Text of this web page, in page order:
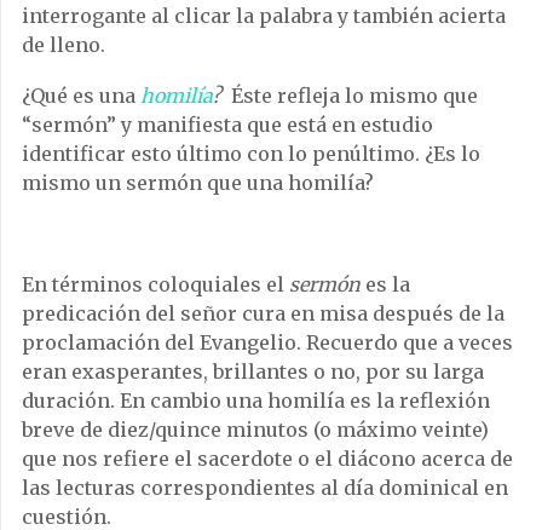
interrogante al clicar la palabra y también acierta
de lleno.
¿Qué es una homilía? Éste refleja lo mismo que
“sermón” y manifiesta que está en estudio
identificar esto último con lo penúltimo. ¿Es lo
mismo un sermón que una homilía?
En términos coloquiales el sermón es la
predicación del señor cura en misa después de la
proclamación del Evangelio. Recuerdo que a veces
eran exasperantes, brillantes o no, por su larga
duración. En cambio una homilía es la reflexión
breve de diez/quince minutos (o máximo veinte)
que nos refiere el sacerdote o el diácono acerca de
las lecturas correspondientes al día dominical en
cuestión.